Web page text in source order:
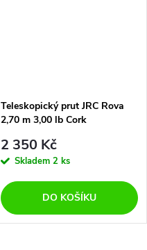
Teleskopický prut JRC Rova
2,70 m 3,00 lb Cork
2 350 Kč
Skladem 2 ks
DO KOŠÍKU